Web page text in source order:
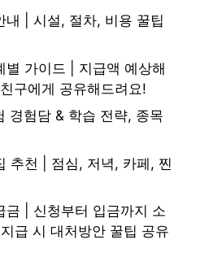
내 | 시설, 절차, 비용 꿀팁
별 가이드 | 지급액 예상해
구에게 공유해드려요!
경험담 & 학습 전략, 종목
추천 | 점심, 저녁, 카페, 찐
금 | 신청부터 입금까지 소
급 시 대처방안 꿀팁 공유